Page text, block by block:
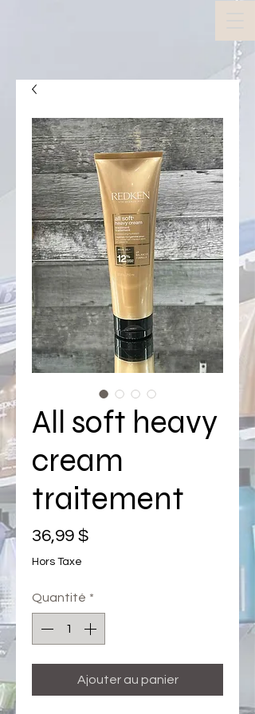
All soft heavy
cream
traitement
36,99 $
Hors Taxe
Quantité *
Ajouter au panier